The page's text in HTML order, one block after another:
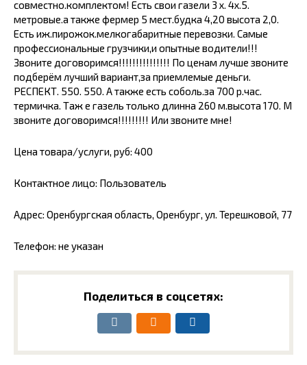
совместно.комплектом! Есть свои газели 3 х. 4х.5.
метровые.а также фермер 5 мест.будка 4,20 высота 2,0.
Есть иж.пирожок.мелкогабаритные перевозки. Самые
профессиональные грузчики,и опытные водители!!!
Звоните договоримся!!!!!!!!!!!!!!! По ценам лучше звоните
подберём лучший вариант,за приемлемые деньги.
РЕСПЕКТ. 550. 550. А также есть соболь.за 700 р.час.
термичка. Таж е газель только длинна 260 м.высота 170. М
звоните договоримся!!!!!!!!! Или звоните мне!
Цена товара/услуги, руб: 400
Контактное лицо: Пользователь
Адрес: Оренбургская область, Оренбург, ул. Терешковой, 77
Телефон: не указан
Поделиться в соцсетях: